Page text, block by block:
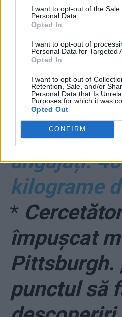
I want to opt-out of the Sale
Personal Data.
Opted In
I want to opt-out of
Personal Data for Targeted
Opted In
I want to opt-out of
Retention, Sale, and/or
Personal Data that Is
Purposes for which it was
Opted Out
CONFIRM
Pe ce mai
cumpărat
kilograme
de vacă
angajați.
kilograme
*
împușcat
Pittsburgh.
punctul să